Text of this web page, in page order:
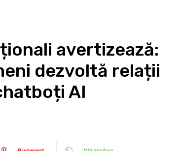
avertizează:
dezvoltă relații
AI